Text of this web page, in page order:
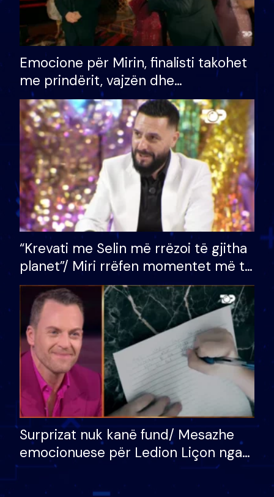
Emocione për Mirin, finalisti takohet
me prindërit, vajzën dhe
bashkëshorten: S’kemi ndonjë letër
divorci apo jo?
“Krevati me Selin më rrëzoi të gjitha
planet”/ Miri rrëfen momentet më të
bukura në shtëpinë e BB VIP: Do më
mungojë zilja e mëngjesit kur…
Surprizat nuk kanë fund/ Mesazhe
emocionuese për Ledion Liçon nga
nëna dhe fëmijët e tij, moderatori
nuk i mban dot lotët: Nuk meritoj…